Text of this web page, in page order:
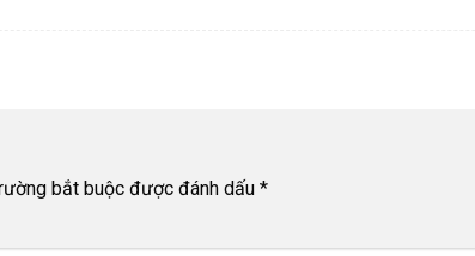
bắt buộc được đánh dấu *